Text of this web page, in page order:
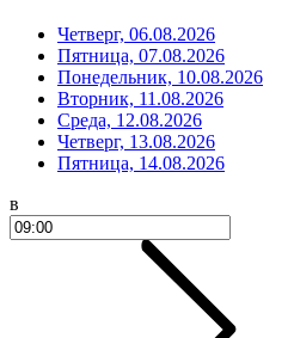
Четверг, 06.08.2026
Пятница, 07.08.2026
Понедельник, 10.08.2026
Вторник, 11.08.2026
Среда, 12.08.2026
Четверг, 13.08.2026
Пятница, 14.08.2026
в